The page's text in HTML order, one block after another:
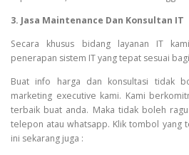
3. Jasa Maintenance Dan Konsultan IT
Secara khusus bidang layanan IT
penerapan sistem IT yang tepat sesuai
Buat info harga dan konsultasi tidak
marketing executive kami. Kami
terbaik buat anda. Maka tidak boleh
telepon atau whatsapp. Klik tombol yang
ini sekarang juga :